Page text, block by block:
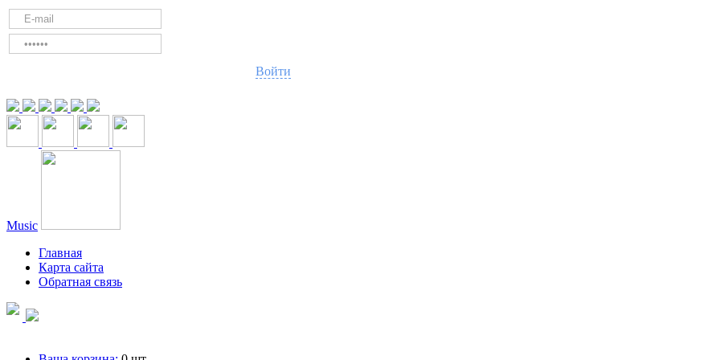
Войти
Music
Главная
Карта сайта
Обратная связь